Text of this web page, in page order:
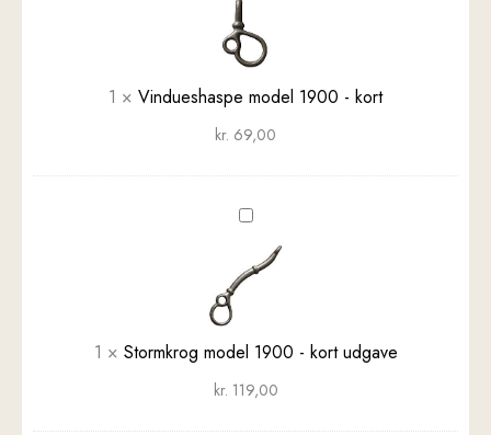
1900
-
kort
1 × Vindueshaspe model 1900 - kort
kr. 69,00
Stormkrog
model
1900
-
udgave
1 × Stormkrog model 1900 - kort udgave
kr. 119,00